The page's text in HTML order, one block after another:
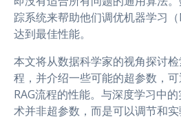
踪系统来帮助他们调优机器学习
达到最佳性能。
本文将从数据科学家的视角探讨
程，并介绍一些可能的超参数，
RAG流程的性能。与深度学习中
术并非超参数，而是可以调节和